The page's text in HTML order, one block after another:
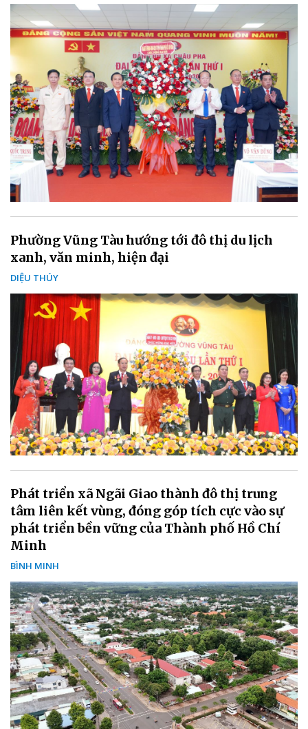
Phường Vũng Tàu hướng tới đô thị du lịch
xanh, văn minh, hiện đại
DIỆU THÚY
Phát triển xã Ngãi Giao thành đô thị trung
tâm liên kết vùng, đóng góp tích cực vào sự
phát triển bền vững của Thành phố Hồ Chí
Minh
BÌNH MINH